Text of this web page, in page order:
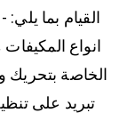
القيام بما
انواع
الخاصة بتحريك
تبريد على